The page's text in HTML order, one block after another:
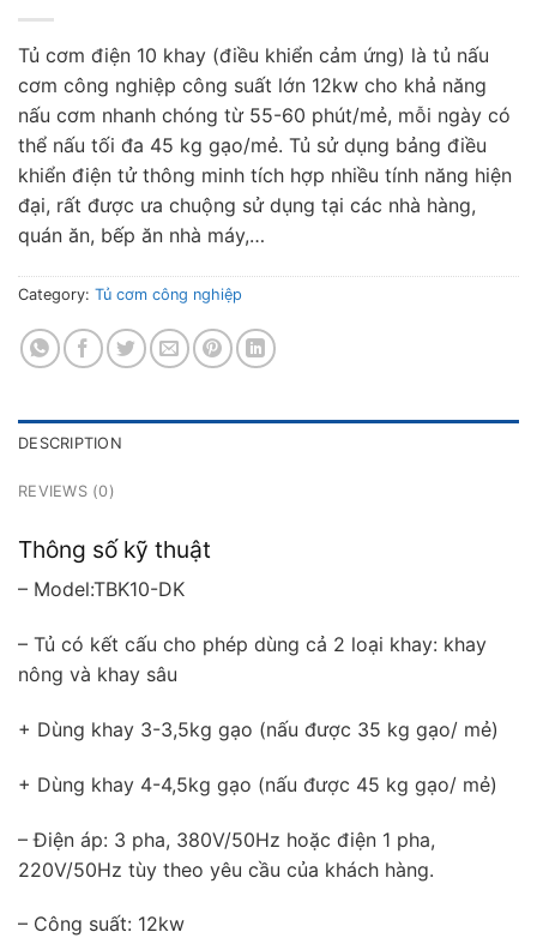
Tủ cơm điện 10 khay (điều khiển cảm ứng) là tủ nấu
cơm công nghiệp công suất lớn 12kw cho khả năng
nấu cơm nhanh chóng từ 55-60 phút/mẻ, mỗi ngày có
thể nấu tối đa 45 kg gạo/mẻ. Tủ sử dụng bảng điều
khiển điện tử thông minh tích hợp nhiều tính năng hiện
đại, rất được ưa chuộng sử dụng tại các nhà hàng,
quán ăn, bếp ăn nhà máy,…
Category: Tủ cơm công nghiệp
DESCRIPTION
REVIEWS (0)
Thông số kỹ thuật
– Model:TBK10-DK
– Tủ có kết cấu cho phép dùng cả 2 loại khay: khay
nông và khay sâu
+ Dùng khay 3-3,5kg gạo (nấu được 35 kg gạo/ mẻ)
+ Dùng khay 4-4,5kg gạo (nấu được 45 kg gạo/ mẻ)
– Điện áp: 3 pha, 380V/50Hz hoặc điện 1 pha,
220V/50Hz tùy theo yêu cầu của khách hàng.
– Công suất: 12kw